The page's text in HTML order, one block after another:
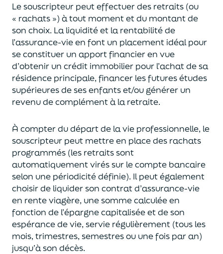
Le souscripteur peut effectuer des retraits (ou
« rachats ») à tout moment et du montant de
son choix. Laliquiditéet la rentabilité de
l’assurance-vie en font un placement idéal pour
se constituer un apport financier en vue
d’obtenir un crédit immobilier pour l’achat desa
résidence principale, financer les futures études
supérieures de ses enfantset/ou générer un
revenu de complément à la retraite.
À compter du départ de la vie professionnelle, le
souscripteur peut mettre en place des rachats
programmés (les retraits sont
automatiquement virés sur le compte bancaire
selon une périodicité définie). Il peut également
choisirde liquider son contrat d’assurance-vie
en rente viagère, une somme calculée en
fonction de l’épargne capitalisée et deson
espérance de vie, servie régulièrement (tous les
mois, trimestres, semestres ou une fois par an)
jusqu’à son décès.